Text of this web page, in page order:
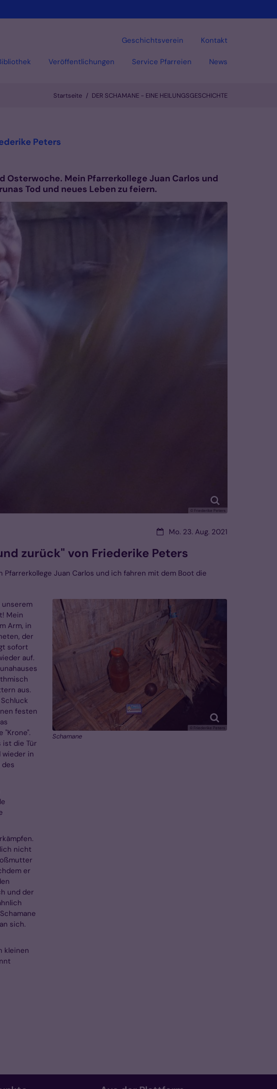
Veröffentlichungen Service Pfarreien News
Geschichtsverein Kontakt
Startseite DER SCHAMANE - EINE HEILUNGSGESCHICHTE
Peters
Mein Pfarrerkollege Juan Carlos und
Tod und neues Leben zu feiern.
© Friederike Peters
Datum:Mo. 23. Aug. 2021
zurück" von Friederike Peters
Juan Carlos und ich fahren mit dem Boot die
© Friederike Peters
Schamane
unserem
Mein
Arm, in
der
sofort
auf.
aus.
festen
"Krone".
ist die Tür
wieder in
des
nicht
er
und der
sich.
kleinen